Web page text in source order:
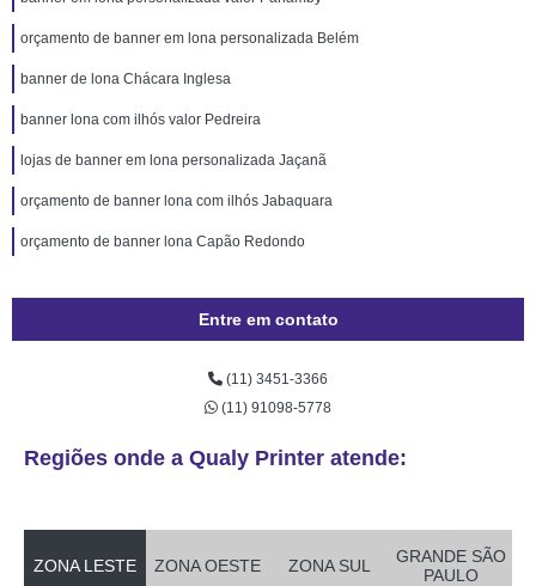
orçamento de banner em lona personalizada Belém
banner de lona Chácara Inglesa
banner lona com ilhós valor Pedreira
lojas de banner em lona personalizada Jaçanã
orçamento de banner lona com ilhós Jabaquara
orçamento de banner lona Capão Redondo
Entre em contato
(11) 3451-3366
(11) 91098-5778
Regiões onde a Qualy Printer atende:
ZONA LESTE ZONA OESTE ZONA SUL
GRANDE SÃO
PAULO